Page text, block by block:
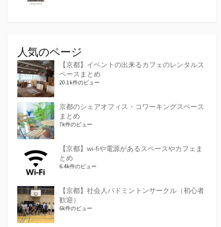
人気のページ
【京都】イベントの出来るカフェのレンタルス
ペースまとめ
20.1k件のビュー
京都のシェアオフィス・コワーキングスペース
まとめ
7k件のビュー
【京都】wi-fiや電源があるスペースやカフェま
とめ
6.4k件のビュー
【京都】社会人バドミントンサークル（初心者
歓迎）
6k件のビュー